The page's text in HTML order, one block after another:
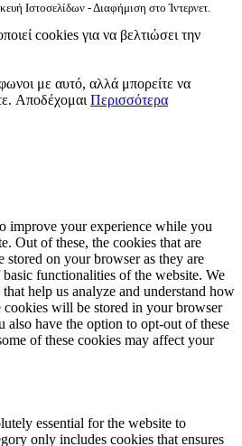
Ιστοσελίδων - Διαφήμιση στο Ίντερνετ.
cookies για να βελτιώσει την
με αυτό, αλλά μπορείτε να
Αποδέχομαι Περισσότερα
improve your experience while you
Out of these, the cookies that are
stored on your browser as they are
functionalities of the website. We
help us analyze and understand how
cookies will be stored in your browser
have the option to opt-out of these
of these cookies may affect your
essential for the website to
only includes cookies that ensures